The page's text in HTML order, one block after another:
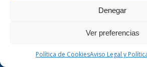
Denegar
Ver preferencias
Política de CookiesAviso Legal y
recurso una vez que lo haya
(artículo 89.5) o como que el
que entiende que las normas o
This is a notification that can be used
"learn more" to see it!
Learn